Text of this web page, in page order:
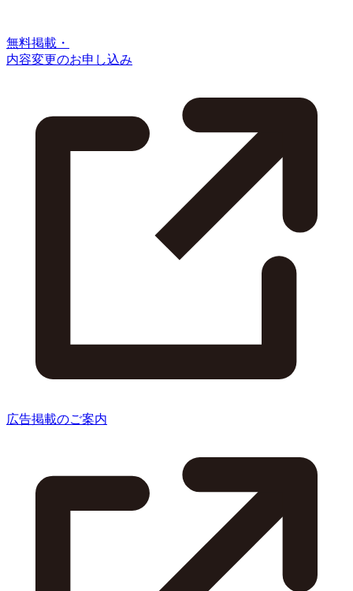
無料掲載・
内容変更のお申し込み
広告掲載のご案内